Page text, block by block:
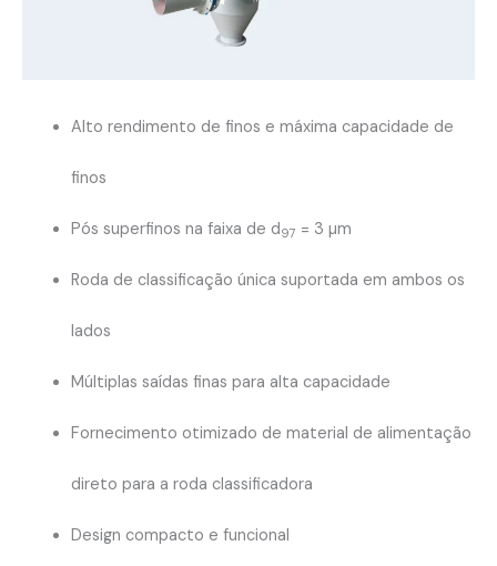
Alto rendimento de finos e máxima capacidade de
finos
Pós superfinos na faixa de d97 = 3 µm
Roda de classificação única suportada em ambos os
lados
Múltiplas saídas finas para alta capacidade
Fornecimento otimizado de material de alimentação
direto para a roda classificadora
Design compacto e funcional